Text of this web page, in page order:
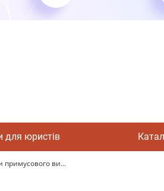
для юристів
примусового ви...